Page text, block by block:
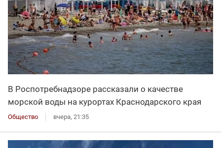
В Роспотребнадзоре рассказали о качестве
морской воды на курортах Краснодарского края
Общество вчера, 21:35